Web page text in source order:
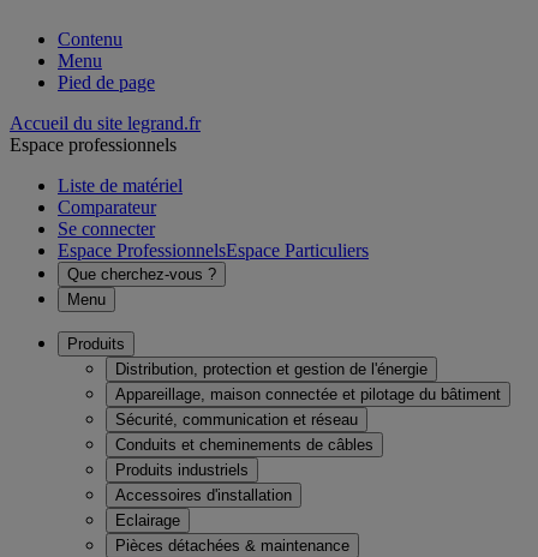
Contenu
Menu
Pied de page
Accueil du site legrand.fr
Espace professionnels
Liste de matériel
Comparateur
Se connecter
Espace ProfessionnelsEspace Particuliers
Que cherchez-vous ?
Menu
Produits
Distribution, protection et gestion de l'énergie
Appareillage, maison connectée et pilotage du bâtiment
Sécurité, communication et réseau
Conduits et cheminements de câbles
Produits industriels
Accessoires d'installation
Eclairage
Pièces détachées & maintenance